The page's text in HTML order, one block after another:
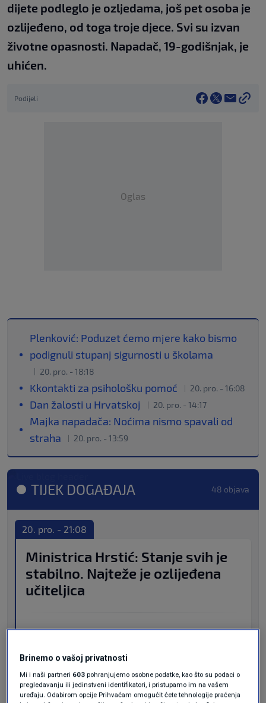
dijete podleglo je ozljedama, još pet osoba je
ozlijeđeno, od toga troje djece. Svi su izvan
životne opasnosti. Napadač, 19-godišnjak, je
uhićen.
Podijeli
Oglas
Plenković: Poduzet ćemo mjere kako bismo
podignuli stupanj sigurnosti u školama
20. pro. - 18:18
Kkontakti za psihološku pomoć 20. pro. - 16:08
Dan žalosti u Hrvatskoj 20. pro. - 14:17
Majka napadača: Noćima nismo spavali od
straha
20. pro. - 13:59
TIJEK DOGAĐAJA 48 objava
20. pro. - 21:08
Ministrica Hrstić: Stanje svih je
stabilno. Najteže je ozlijeđena
učiteljica
Najteže je ozlijeđena učiteljica koja je
operirana u KB Sveti duh i trenutačno je
na respiratoru u jedinici intenzivnog
Brinemo o vašoj privatnosti
Mi i naši partneri 603 pohranjujemo osobne podatke, kao što su podaci o
pregledavanju ili jedinstveni identifikatori, i pristupamo im na vašem
uređaju. Odabirom opcije Prihvaćam omogućit ćete tehnologije praćenja